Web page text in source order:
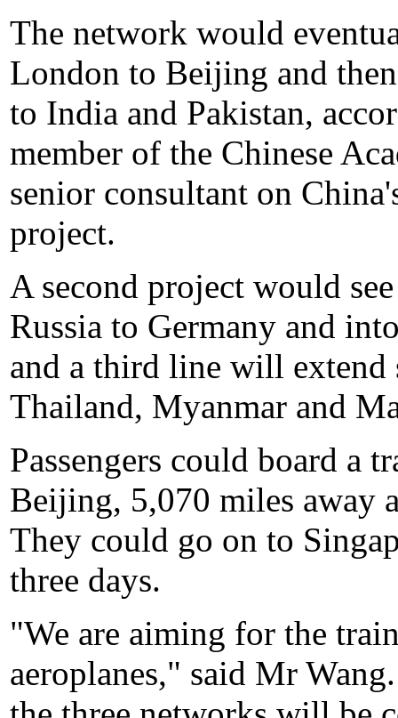
The network would
London to Beijing and
to India and Pakistan,
member of the Chinese
senior consultant on
project.
A second project would
Russia to Germany and
and a third line will extend
Thailand, Myanmar and
Passengers could board a
Beijing, 5,070 miles away
They could go on to
three days.
"We are aiming for the
aeroplanes," said Mr